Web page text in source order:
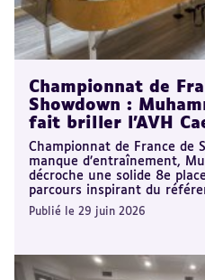
Championnat de
Showdown :
fait briller l’AVH
Championnat de France de
manque d’entraînement,
décroche une solide 8e
parcours inspirant du
Publié le 29 juin 2026